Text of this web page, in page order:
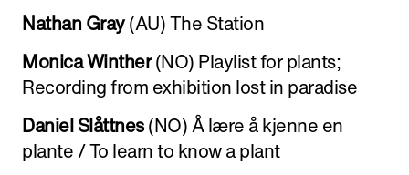
Nathan Gray(AU) The Sta­tion
Monica Winther(NO) Playlist for plants;
Record­ing from exhi­bi­tion lost in par­adise
Daniel Slåt­tnes(NO) Å lære å kjenne en
plante / To learn to know a plant